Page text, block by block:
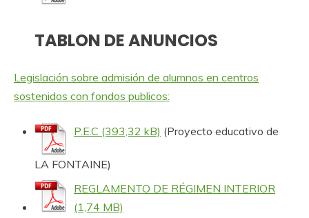
TABLON DE ANUNCIOS
Legislación sobre admisión de alumnos en centros
sostenidos con fondos publicos:
P.E.C (Proyecto educativo de
LA FONTAINE)
REGLAMENTO DE RÉGIMEN INTERIOR